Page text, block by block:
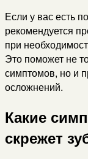
Если у вас есть
рекомендуется
при
Это поможет не
симптомов, но и
осложнений.
Какие
скрежет